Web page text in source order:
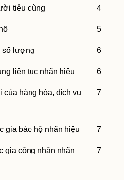
tiêu dùng 4
5
số lượng 6
liên tục nhãn hiệu 6
của hàng hóa, dịch vụ
7
gia bảo hộ nhãn hiệu 7
gia công nhận nhãn
7